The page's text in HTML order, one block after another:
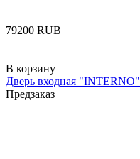
‍79200‍ RUB
В корзину
Дверь входная "INTERNO"
Предзаказ